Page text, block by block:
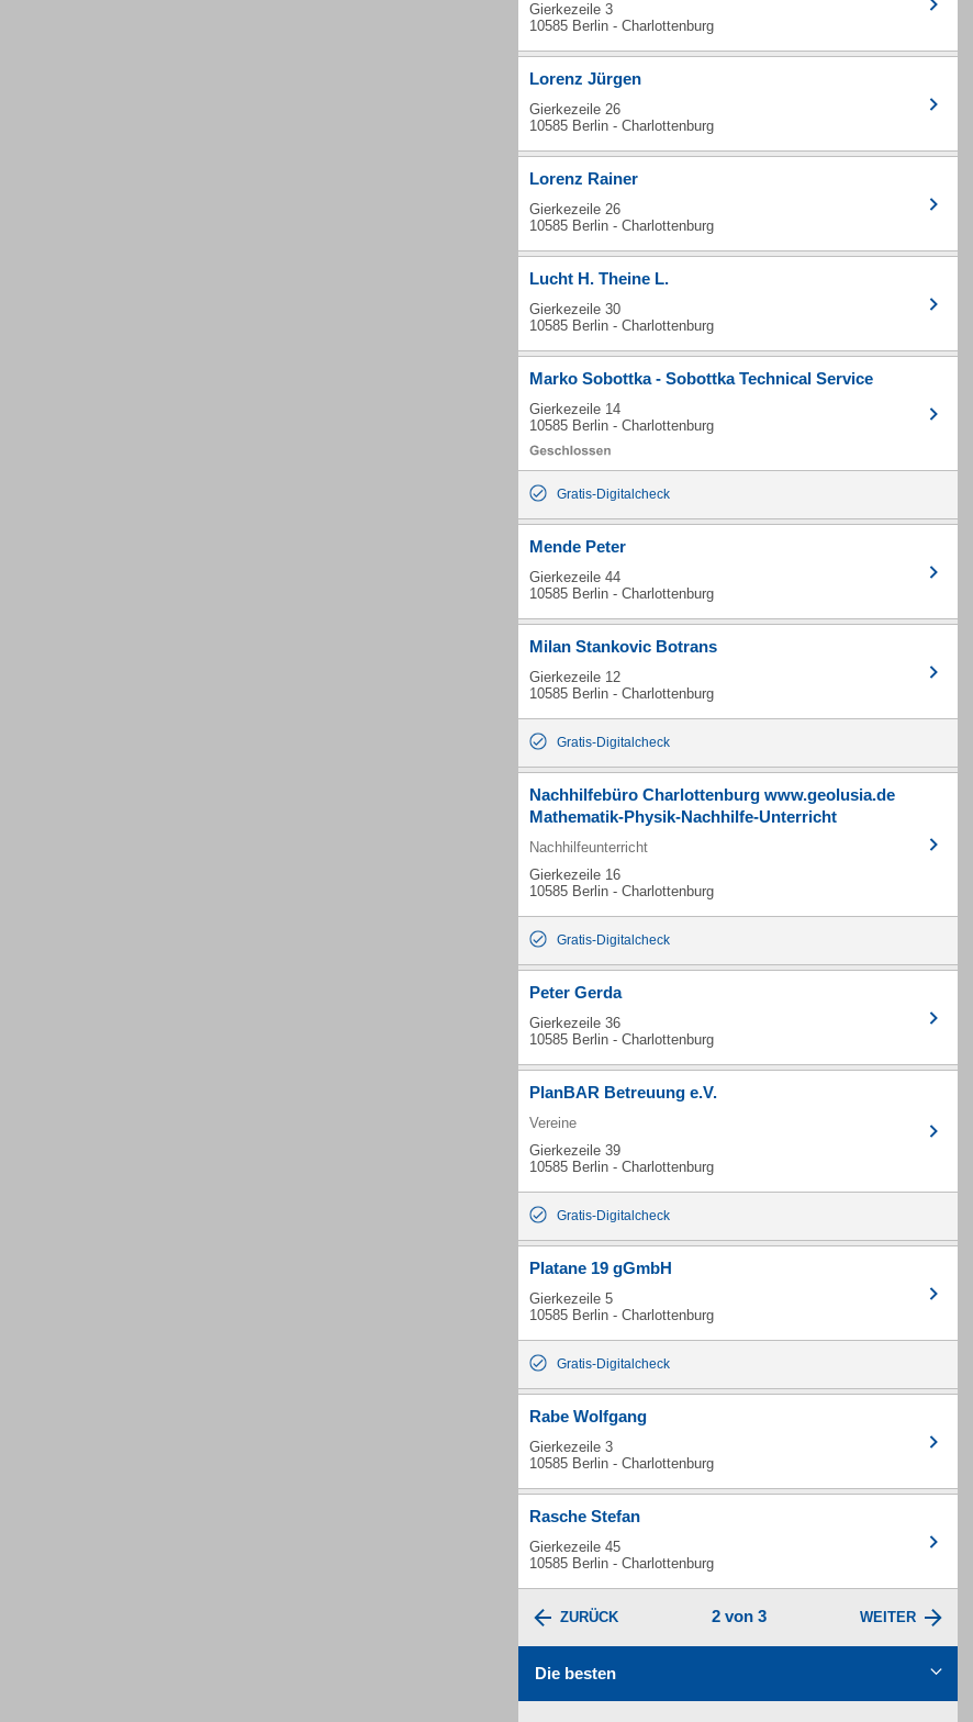
Gierkezeile 3
10585 Berlin - Charlottenburg
Lorenz Jürgen
Gierkezeile 26
10585 Berlin - Charlottenburg
Lorenz Rainer
Gierkezeile 26
10585 Berlin - Charlottenburg
Lucht H. Theine L.
Gierkezeile 30
10585 Berlin - Charlottenburg
Marko Sobottka - Sobottka Technical Service
Gierkezeile 14
10585 Berlin - Charlottenburg
Gratis-Digitalcheck
Mende Peter
Gierkezeile 44
10585 Berlin - Charlottenburg
Milan Stankovic Botrans
Gierkezeile 12
10585 Berlin - Charlottenburg
Gratis-Digitalcheck
Nachhilfebüro Charlottenburg www.geolusia.de
Mathematik-Physik-Nachhilfe-Unterricht
Nachhilfeunterricht
Gierkezeile 16
10585 Berlin - Charlottenburg
Gratis-Digitalcheck
Peter Gerda
Gierkezeile 36
10585 Berlin - Charlottenburg
PlanBAR Betreuung e.V.
Vereine
Gierkezeile 39
10585 Berlin - Charlottenburg
Gratis-Digitalcheck
Platane 19 gGmbH
Gierkezeile 5
10585 Berlin - Charlottenburg
Gratis-Digitalcheck
Rabe Wolfgang
Gierkezeile 3
10585 Berlin - Charlottenburg
Rasche Stefan
Gierkezeile 45
10585 Berlin - Charlottenburg
ZURÜCK 2 von 3 WEITER
Die besten